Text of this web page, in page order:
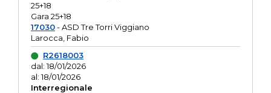
25+18
Gara 25+18
17030- ASD Tre Torri Viggiano
Larocca, Fabio
R2618003
dal: 18/01/2026
al: 18/01/2026
Interregionale